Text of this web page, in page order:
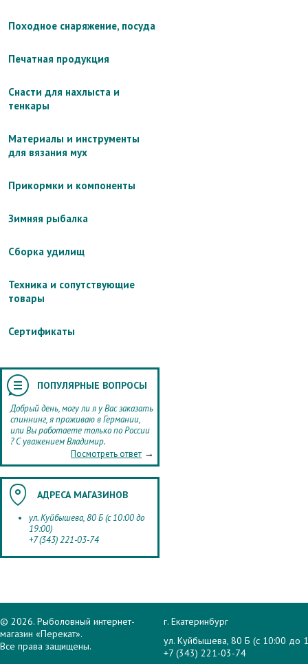
Походное снаряжение, посуда
Печатная продукция
Снасти для нахлыста и
тенкары
Материалы и инструменты
для вязания мух
Прикормки и компоненты
Зимняя рыбалка
Сборка удилищ
Техника и сопутствующие
товары
Сертификаты
ПОПУЛЯРНЫЕ ВОПРОСЫ
Добрый день, могу ли я у Вас заказать
спиннинг, я проживаю в Германии,
или Вы работаете только по России
? С уважением Владимир.
Посмотреть ответ →
АДРЕСА МАГАЗИНОВ
ул. Куйбышева, 80 Б (с 10:00 до
19:00)
+7 (343) 221-03-74
© 2026. Рыболовный интернет-
магазин «Перекат».
Все права защищены.
г. Екатеринбург
ул. Куйбышева, 80 Б (с 10:00 до
+7 (343) 221-03-74